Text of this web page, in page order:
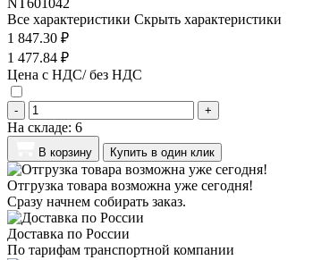
Все характеристики Скрыть характеристики
1 847.30 ₽
1 477.84 ₽
Цена с НДС/ без НДС
- +
На складе: 6
В корзину Купить в один клик
Отгрузка товара возможна уже сегодня!
Сразу начнем собирать заказ.
Доставка по России
По тарифам транспортной компании